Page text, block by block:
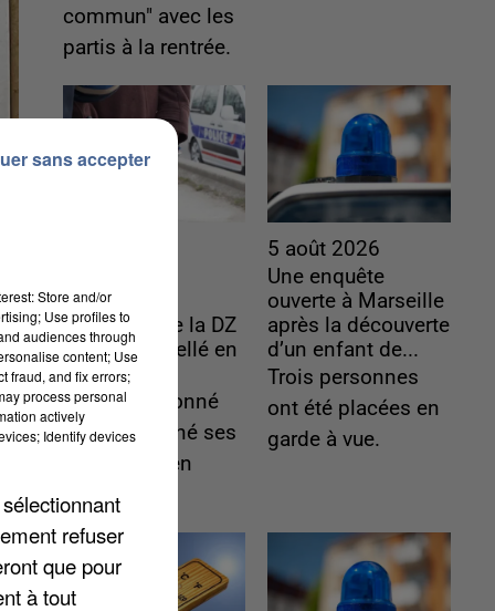
commun" avec les
partis à la rentrée.
fondateurs
supposés de la DZ
Mafia interpellé en
Algérie
Il est soupçonné
d'y avoir mené ses
opérations en
France.
5 août 2026
Une enquête
ouverte à Marseille
après la découverte
d’un enfant de...
Trois personnes
ont été placées en
garde à vue.
Store and/or
Use profiles to
audiences through
content; Use
fraud, and fix errors;
process personal
actively
Identify devices
refuser
que pour
à tout
sans accepter